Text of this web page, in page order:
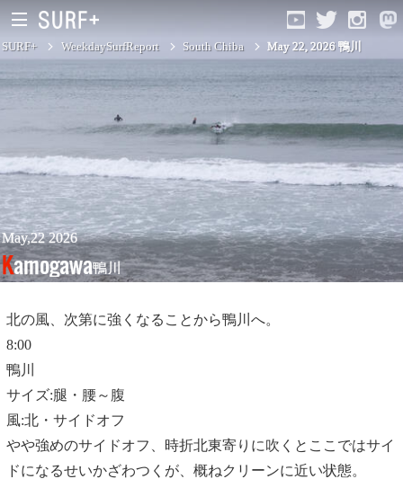
South Ibaraki
North Chiba
South Chiba
Unusually
Video Logs
SURF+ WeekdaySurfReport South Chiba May 22, 2026 鴨川
May,22 2026
Kamogawa鴨川
北の風、次第に強くなることから鴨川へ。
8:00
鴨川
サイズ:腿・腰～腹
風:北・サイドオフ
やや強めのサイドオフ、時折北東寄りに吹くとここではサイ
ドになるせいかざわつくが、概ねクリーンに近い状態。